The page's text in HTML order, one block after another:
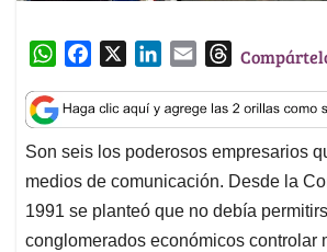
W
a
t
s
A
p
p
c
e
b
o
o
k
n
k
e
d
I
n
a
i
l
T
r
e
a
d
s
Son seis los poderosos empresarios
medios de comunicación. Desde la
1991 se planteó que no debía
conglomerados económicos controlar